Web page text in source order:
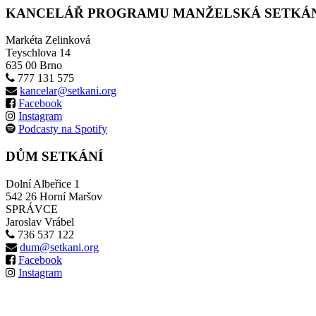
KANCELÁŘ PROGRAMU MANŽELSKÁ
Markéta Zelinková
Teyschlova 14
635 00 Brno
777 131 575
kancelar@setkani.org
Facebook
Instagram
Podcasty na Spotify
DŮM SETKÁNÍ
Dolní Albeřice 1
542 26 Horní Maršov
SPRÁVCE
Jaroslav Vrábel
736 537 122
dum@setkani.org
Facebook
Instagram